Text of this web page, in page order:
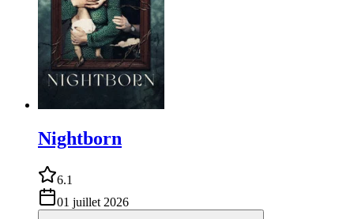
Nightborn
6.1
01 juillet 2026